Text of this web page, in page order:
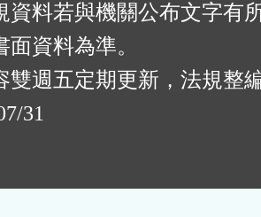
資料若與機關公布文字有
面資料為準。
雙週五定期更新，法規整
31